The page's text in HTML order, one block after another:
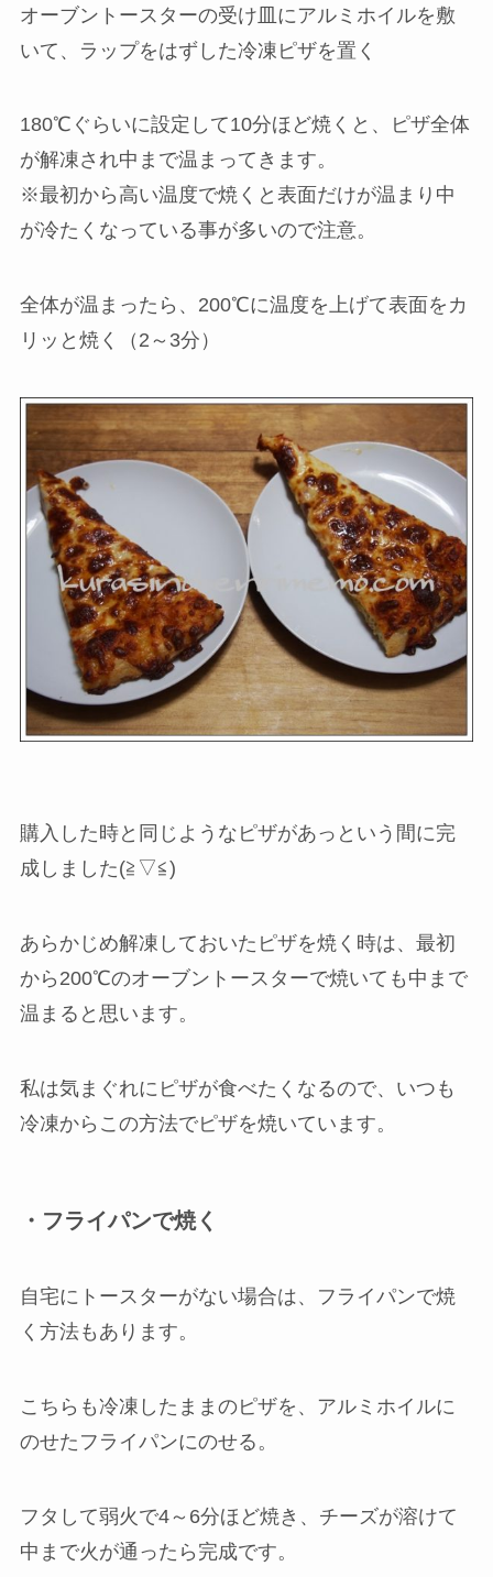
オーブントースターの受け皿にアルミホイルを敷
いて、ラップをはずした冷凍ピザを置く
180℃ぐらいに設定して10分ほど焼くと、ピザ全体
が解凍され中まで温まってきます。
※最初から高い温度で焼くと表面だけが温まり中
が冷たくなっている事が多いので注意。
全体が温まったら、200℃に温度を上げて表面をカ
リッと焼く（2～3分）
購入した時と同じようなピザがあっという間に完
成しました(≧▽≦)
あらかじめ解凍しておいたピザを焼く時は、最初
から200℃のオーブントースターで焼いても中まで
温まると思います。
私は気まぐれにピザが食べたくなるので、いつも
冷凍からこの方法でピザを焼いています。
・フライパンで焼く
自宅にトースターがない場合は、フライパンで焼
く方法もあります。
こちらも冷凍したままのピザを、アルミホイルに
のせたフライパンにのせる。
フタして弱火で4～6分ほど焼き、チーズが溶けて
中まで火が通ったら完成です。